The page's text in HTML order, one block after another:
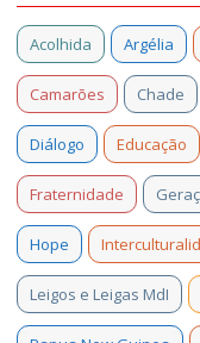
Acolhida Argélia
Camarões Chade
Diálogo Educação
Fraternidade
Hope
Leigos e Leigas MdI